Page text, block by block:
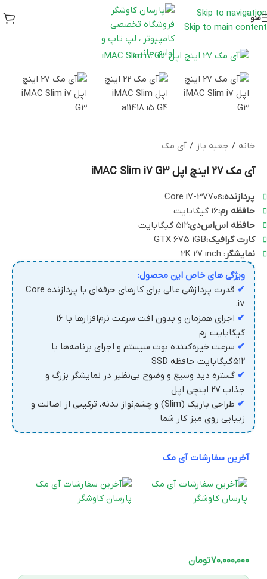
Skip to navigation
Skip to main content
منو
خانه / جعبه باز / آی مک
آی مک 27 اینچ اپل iMAC Slim i7 G3
پردازنده:Core i7-3770s
حافظه رم:۱۶ گیگابایت
حافظه اس‌اس‌دی:۵۱۲ گیگابایت
کارت گرافیک:GTX 675 1GB
نمایشگر : 2K 27 inch
ویژگی های خاص این محصول:
✔
قدرت پردازشی عالی برای کارهای حرفه‌ای با پردازنده Core
i۷ .
✔ اجرای همزمان و بدون افت سرعت نرم‌افزارها با ۱۶
گیگابایت رم
✔ سرعت خیره‌کننده بوت سیستم و اجرای برنامه‌ها با
۵۱۲گیگابایت حافظه SSD
✔ گستره دید وسیع و وضوح بی‌نظیر در نمایشگر بزرگ و
جذاب
۲۷ اینچی اپل
✔
طراحی باریک (Slim) و چشم‌نواز بدنه، ترکیبی از اصالت و
زیبایی روی میز کار شما
آخرین سفارشات آی مک
۷۰,۰۰۰,۰۰۰تومان